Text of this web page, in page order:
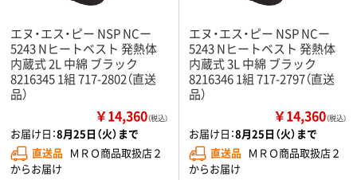
エヌ・エス・ピー NSP NCー
5243 Nヒートベスト 発熱体
内蔵式 2L 中綿 ブラック
8216345 1組 717-2802（直送
品）
￥14,360（税込）
お届け日：8月25日（火）まで
直送品 ＭＲＯ商品取扱店２
からお届け
エヌ・エス・ピー NSP NCー
5243 Nヒートベスト 発熱体
内蔵式 3L 中綿 ブラック
8216346 1組 717-2797（直送
品）
￥14,360（税込）
お届け日：8月25日（火）まで
直送品 ＭＲＯ商品取扱店２
からお届け